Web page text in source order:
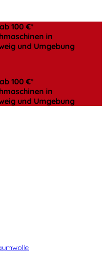
100 €*
in
und Umgebung
100 €*
in
und Umgebung